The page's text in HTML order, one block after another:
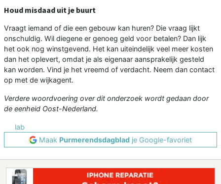
Houd misdaad uit je buurt
Vraagt iemand of die een gebouw kan huren? Die vraag lijkt
onschuldig. Wil diegene er genoeg geld voor betalen? Dan lijk
het ook nog winstgevend. Het kan uiteindelijk veel meer kosten
dan het oplevert, omdat je als eigenaar aansprakelijk gesteld
kan worden. Vind je het vreemd of verdacht. Neem dan contact
op met de wijkagent.
Verdere woordvoering over dit onderzoek wordt gedaan door
de eenheid Oost-Nederland.
lab
Maak Purmerendsdagblad je Google-favoriet